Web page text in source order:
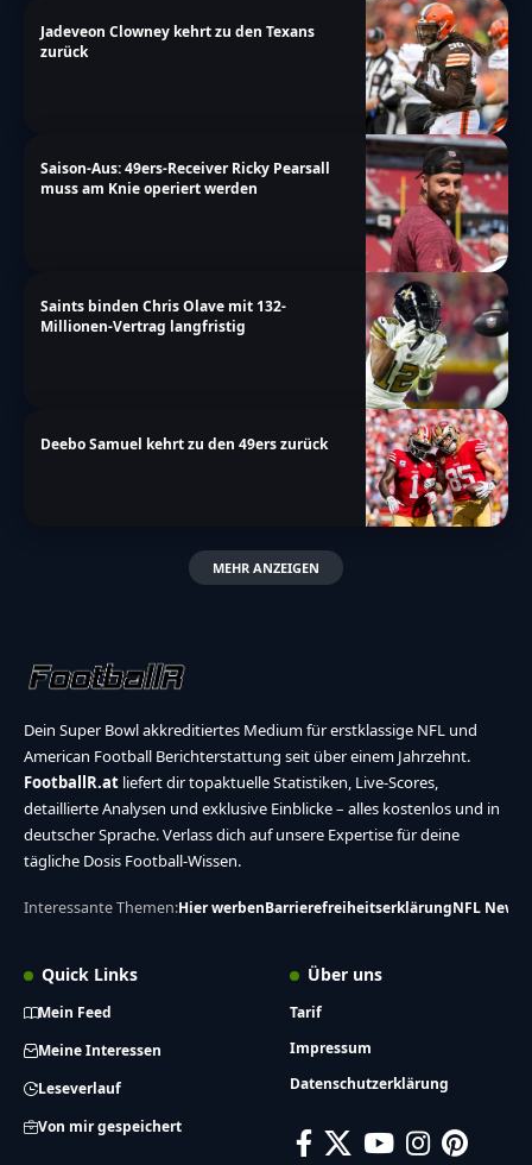
Jadeveon Clowney kehrt zu den Texans
zurück
Saison-Aus: 49ers-Receiver Ricky Pearsall
muss am Knie operiert werden
Saints binden Chris Olave mit 132-
Millionen-Vertrag langfristig
Deebo Samuel kehrt zu den 49ers zurück
MEHR ANZEIGEN
Dein Super Bowl akkreditiertes Medium für erstklassige NFL und
American Football Berichterstattung seit über einem Jahrzehnt.
FootballR.at liefert dir topaktuelle Statistiken, Live-Scores,
detaillierte Analysen und exklusive Einblicke – alles kostenlos und in
deutscher Sprache. Verlass dich auf unsere Expertise für deine
tägliche Dosis Football-Wissen.
Interessante Themen:Hier werbenBarrierefreiheitserklärungNFL News
Quick Links
Mein Feed
Meine Interessen
Leseverlauf
Von mir gespeichert
Über uns
Tarif
Impressum
Datenschutzerklärung